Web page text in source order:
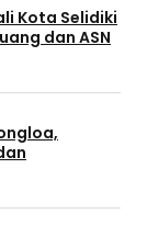
Kota Selidiki
dan ASN